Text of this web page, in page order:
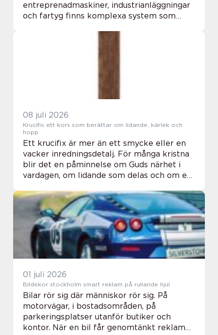
entreprenadmaskiner, industrianläggningar
och fartyg finns komplexa system som
slangar. I en stark industristad som
08 juli 2026
Krucifix ett kors som berättar om lidande, kärlek och
hopp
Ett krucifix är mer än ett smycke eller en
vacker inredningsdetalj. För många kristna
blir det en påminnelse om Guds närhet i
vardagen, om lidande som delas och om ett
århundradena har krucifix följt människor i
bön, so...
01 juli 2026
Bildekor stockholm smart reklam på rullande hjul
Bilar rör sig där människor rör sig. På
motorvägar, i bostadsområden, på
parkeringsplatser utanför butiker och
kontor. När en bil får genomtänkt reklam